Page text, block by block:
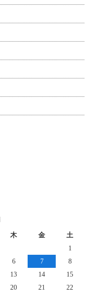
木 金
土
1
6 7
8
13 14
15
20 21 22